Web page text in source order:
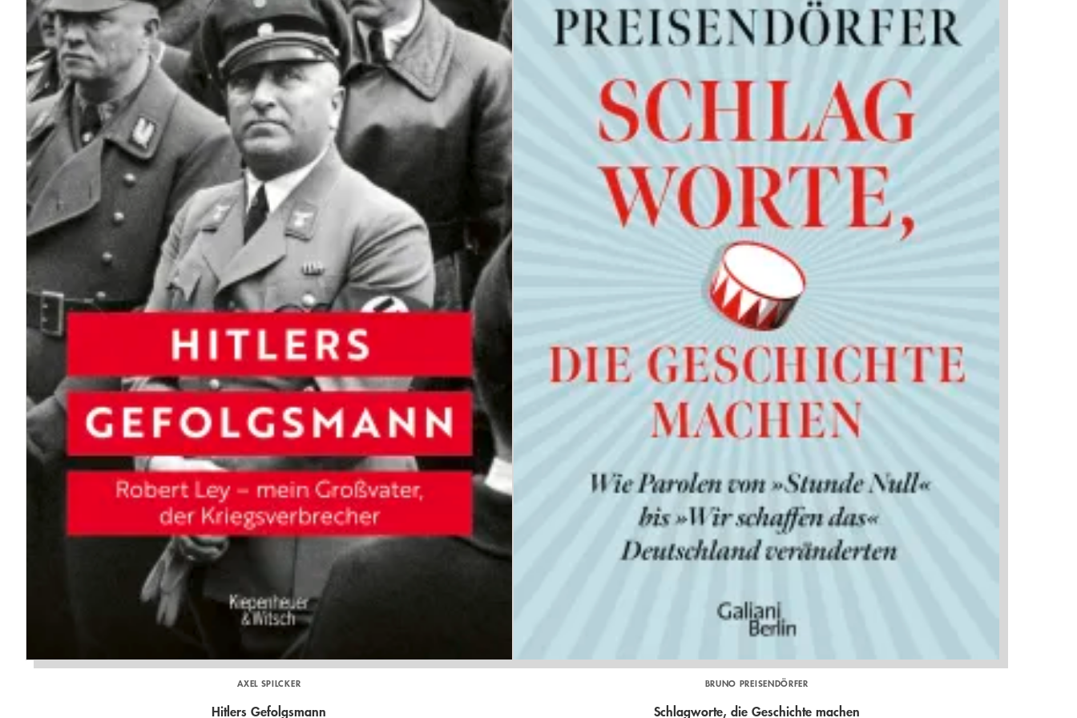
AXEL SPILCKER
Hitlers Gefolgsmann
BRUNO PREISENDÖRFER
Schlagworte, die Geschichte machen